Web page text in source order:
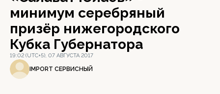
минимум серебряный
призёр нижегородского
Кубка Губернатора
19:02 (UTC+5), 07 АВГУСТА 2017
IMPORT СЕРВИСНЫЙ